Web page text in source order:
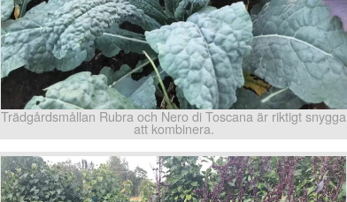
Trädgårdsmållan Rubra och Nero di Toscana är riktigt snygga
att kombinera.